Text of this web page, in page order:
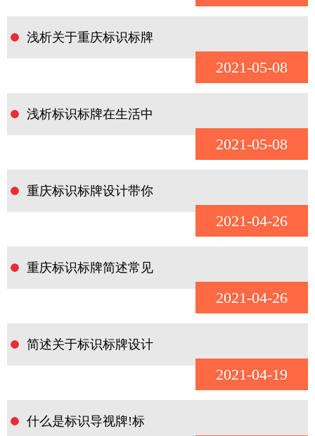
浅析关于重庆标识标牌
2021-05-08
浅析标识标牌在生活中
2021-05-08
重庆标识标牌设计带你
2021-04-26
重庆标识标牌简述常见
2021-04-26
简述关于标识标牌设计
2021-04-19
什么是标识导视牌!标